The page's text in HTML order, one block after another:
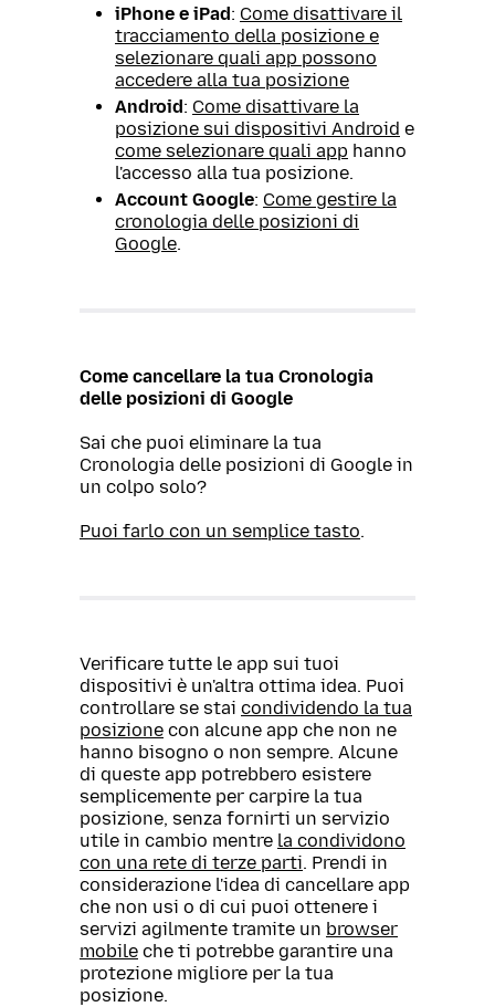
iPhone e iPad: Come disattivare il
tracciamento della posizione e
selezionare quali app possono
accedere alla tua posizione
Android: Come disattivare la
posizione sui dispositivi Android e
come selezionare quali app hanno
l'accesso alla tua posizione.
Account Google: Come gestire la
cronologia delle posizioni di
Google.
Come cancellare la tua Cronologia
delle posizioni di Google
Sai che puoi eliminare la tua
Cronologia delle posizioni di Google in
un colpo solo?
Puoi farlo con un semplice tasto.
Verificare tutte le app sui tuoi
dispositivi è un'altra ottima idea. Puoi
controllare se stai condividendo la tua
posizione con alcune app che non ne
hanno bisogno o non sempre. Alcune
di queste app potrebbero esistere
semplicemente per carpire la tua
posizione, senza fornirti un servizio
utile in cambio mentre la condividono
con una rete di terze parti. Prendi in
considerazione l'idea di cancellare app
che non usi o di cui puoi ottenere i
servizi agilmente tramite un browser
mobile che ti potrebbe garantire una
protezione migliore per la tua
posizione.